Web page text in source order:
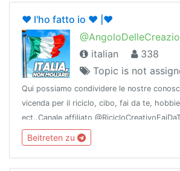
❤️ l'ho fatto io ❤️ |❤️
italian
338
Topic is not
Qui possiamo condividere le nostre
vicenda per il riciclo, cibo, fai da te,
ect..Canale affiliato
fa parte di @vetrina!Vienici a
@LaMusaNetwork 📚
Beitreten zu